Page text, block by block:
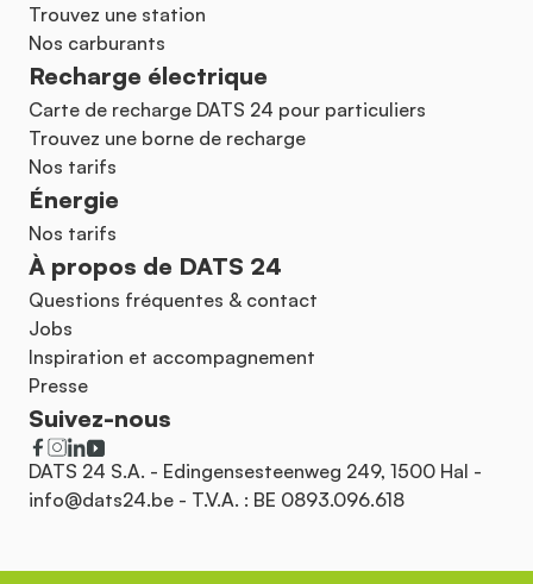
Trouvez une station
Nos carburants
Recharge électrique
Carte de recharge DATS 24 pour particuliers
Trouvez une borne de recharge
Nos tarifs
Énergie
Nos tarifs
À propos de DATS 24
Questions fréquentes & contact
Jobs
Inspiration et accompagnement
Presse
Suivez-nous
DATS 24 S.A. - Edingensesteenweg 249, 1500 Hal -
info@dats24.be - T.V.A. : BE 0893.096.618